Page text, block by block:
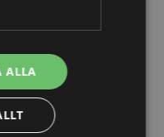
hjälp?
via knappen nedan.
ALLA